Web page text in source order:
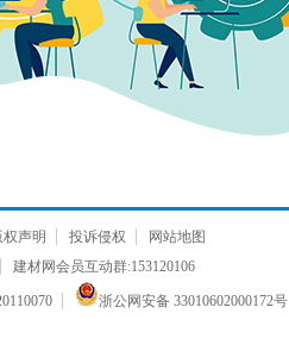
权声明 投诉侵权
网站地图
建材网会员互动群:153120106
浙公网安备 33010602000172号